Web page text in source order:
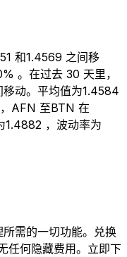
和1.4569 之间移
。在过去 30 天里，
动。平均值为1.4584
AFN 至BTN 在
1.4882 ，波动率为
需的一切功能。兑换
任何隐藏费用。立即下